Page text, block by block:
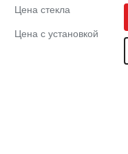
Цена стекла
Цена с установкой